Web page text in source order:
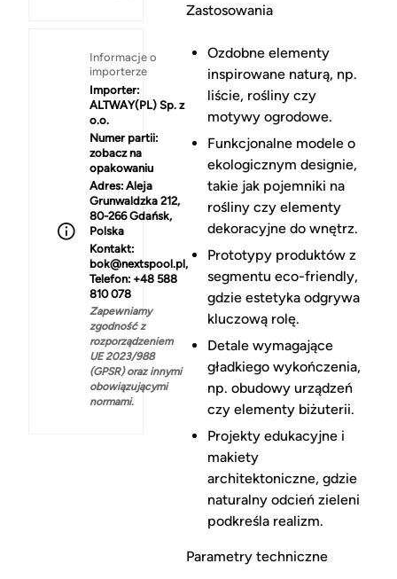
Informacje o
importerze
Importer:
ALTWAY(PL) Sp. z
o.o.
Numer partii:
zobacz na
opakowaniu
Adres: Aleja
Grunwaldzka 212,
80-266 Gdańsk,
Polska
Kontakt:
bok@nextspool.pl,
Telefon: +48 588
810 078
Zapewniamy
zgodność z
rozporządzeniem
UE 2023/988
(GPSR) oraz innymi
obowiązującymi
normami.
Zastosowania
Ozdobne elementy
inspirowane naturą, np.
liście, rośliny czy
motywy ogrodowe.
Funkcjonalne modele o
ekologicznym designie,
takie jak pojemniki na
rośliny czy elementy
dekoracyjne do wnętrz.
Prototypy produktów z
segmentu eco-friendly,
gdzie estetyka odgrywa
kluczową rolę.
Detale wymagające
gładkiego wykończenia,
np. obudowy urządzeń
czy elementy biżuterii.
Projekty edukacyjne i
makiety
architektoniczne, gdzie
naturalny odcień zieleni
podkreśla realizm.
Parametry techniczne